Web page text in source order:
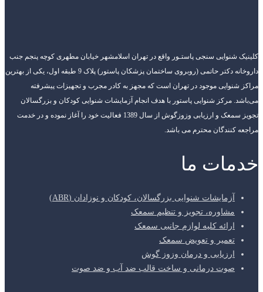
کلینیک شنوایی سنجی پاستـور واقع در تهران اسلامشهر خیابان مطهری کوچه پنجم جنب
داروخانه دکتر حاتمی (روبروی ساختمان پزشکان پاستور) پلاک 9 طبقه اول، یکی از بهترین
مراکز شنوایی موجود در تهران است که مجهز به کادر مجرب و تجهیزات پیشرفته
می‌باشد. مرکز شنوایی پاستور با هدف انجام آزمایشات شنوایی کودکان و بزرگسالان
تجویز سمعک و ارزیابی وزوزگوش از سال 1389 فعالیت خود را آغاز نموده و در خدمت
مراجعه کنندگان محترم می باشد.
خدمات ما
آزمایشات شنوایی بزرگسالان، کودکان و نوزادان (ABR)
مشاوره، تجویز و تنظیم سمعک
ارائه کلیه لوازم جانبی سمعک
تعمیر و تعویض سمعک
ارزیابی و درمان وزوز گوش
صوت درمانی و ساخت قالب ضد آب و ضد صوت